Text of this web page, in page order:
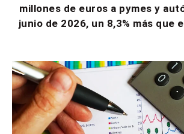
millones de euros a pymes y
junio de 2026, un 8,3% más que